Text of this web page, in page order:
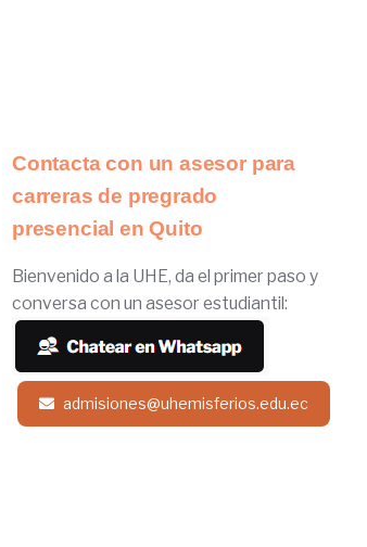
Contacta con un asesor para
carreras de pregrado
presencial en Quito
Bienvenido a la UHE, da el primer paso y
conversa con un asesor estudiantil:
admisiones@uhemisferios.edu.ec